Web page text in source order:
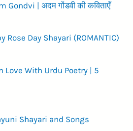
Gondvi | अदम गोंडवी की कविताएँ
Rose Day Shayari (ROMANTIC)
Love With Urdu Poetry | 5
Shayari and Songs